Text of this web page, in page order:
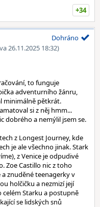
+34
26.11.2025 18:32)
Dohráno
to funguje
adventurního žánru,
minimálně pětkrát.
si z něj hmm...
dobrého a nemýlil jsem se.
z Longest Journey, kde
je ale všechno jinak. Stark
z Venice je odpudivé
Zoe Castillo nic z toho
znuděné teenagerky v
holčičku a nezmizí její
celém Starku a postupně
se lidských snů